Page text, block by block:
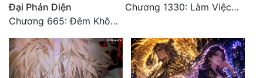
Đại Phản Diện
Chương 665: Đêm Không Dấu Vết
Chương 1330: Làm Việc Rồi (4/5)